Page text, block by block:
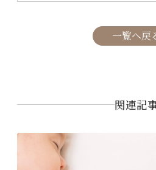
ン
一覧へ戻
関連記